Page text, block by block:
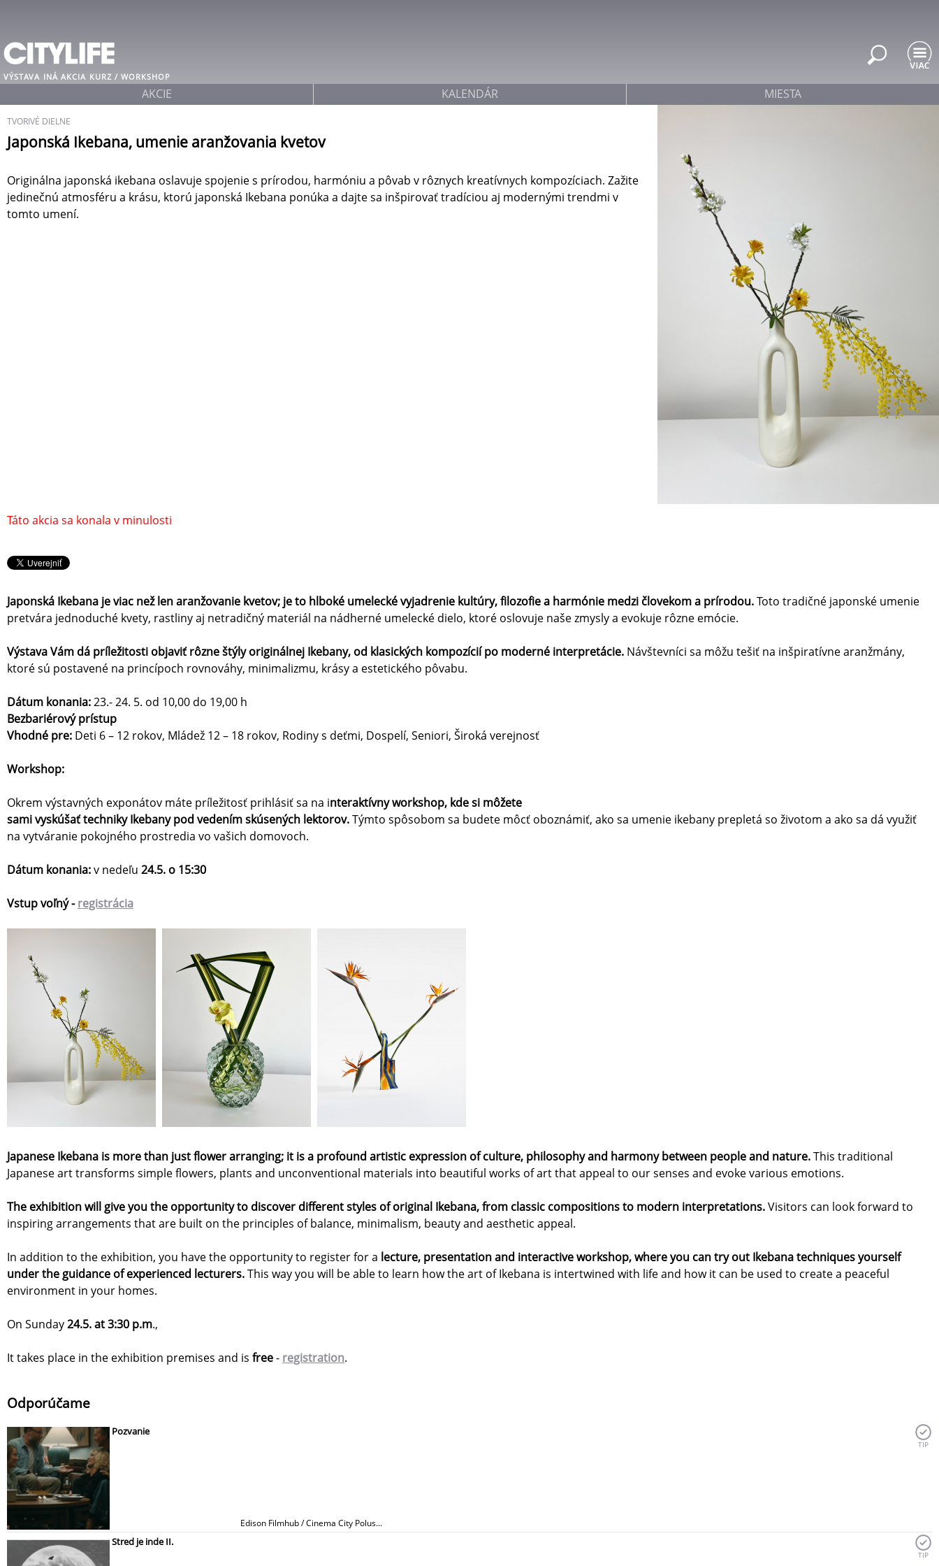
VÝSTAVA INÁ AKCIA KURZ / WORKSHOP
TVORIVÉ DIELNE
Japonská Ikebana, umenie aranžovania kvetov
Originálna japonská ikebana oslavuje spojenie s prírodou, harmóniu a pôvab v rôznych kreatívnych kompozíciach. Zažite
jedinečnú atmosféru a krásu, ktorú japonská Ikebana ponúka a dajte sa inšpirovať tradíciou aj modernými trendmi v
tomto umení.
Táto akcia sa konala v minulosti
Japonská Ikebana je viac než len aranžovanie kvetov; je to hlboké umelecké vyjadrenie kultúry, filozofie a harmónie medzi človekom a prírodou.Toto tradičné japonské umenie
pretvára jednoduché kvety, rastliny aj netradičný materiál na nádherné umelecké dielo, ktoré oslovuje naše zmysly a evokuje rôzne emócie.
Výstava Vám dá príležitosti objaviť rôzne štýly originálnej Ikebany, od klasických kompozícií po moderné interpretácie. Návštevníci sa môžu tešiť na inšpiratívne aranžmány,
ktoré sú postavené na princípoch rovnováhy, minimalizmu, krásy a estetického pôvabu.
Dátum konania:23.- 24. 5. od 10,00 do 19,00 h
Bezbariérový prístup
Vhodné pre: Deti 6 – 12 rokov, Mládež 12 – 18 rokov, Rodiny s deťmi, Dospelí, Seniori, Široká verejnosť
Workshop:
Okrem výstavných exponátov máte príležitosť prihlásiť sa na interaktívny workshop, kde si môžete
sami vyskúšať techniky Ikebany pod vedením skúsených lektorov.Týmto spôsobom sa budete môcť oboznámiť, ako sa umenie ikebany prepletá so životom a ako sa dá využiť
na vytváranie pokojného prostredia vo vašich domovoch.
Dátum konania:v nedeľu 24.5. o 15:30
Vstup voľný - registrácia
Japanese Ikebana is more than just flower arranging; it is a profound artistic expression of culture, philosophy and harmony between people and nature.This traditional
Japanese art transforms simple flowers, plants and unconventional materials into beautiful works of art that appeal to our senses and evoke various emotions.
The exhibition will give you the opportunity to discover different styles of original Ikebana, from classic compositions to modern interpretations.Visitors can look forward to
inspiring arrangements that are built on the principles of balance, minimalism, beauty and aesthetic appeal.
In addition to the exhibition, you have the opportunity to register for a lecture, presentation and interactive workshop, where you can try out Ikebana techniques yourself
under the guidance of experienced lecturers.This way you will be able to learn how the art of Ikebana is intertwined with life and how it can be used to create a peaceful
environment in your homes.
On Sunday24.5. at 3:30 p.m.,
It takes place in the exhibition premises and is free- registration.
Odporúčame
Pozvanie
Edison Filmhub / Cinema City Polus...
TIP
Stred je inde II.
TIP
AKCIE KALENDÁR MIESTA